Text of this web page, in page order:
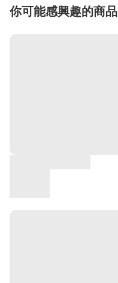
你可能感興趣的商品